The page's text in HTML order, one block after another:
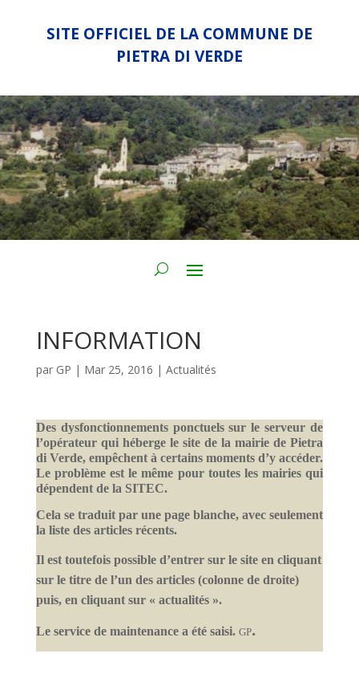
SITE OFFICIEL DE LA COMMUNE DE
PIETRA DI VERDE
INFORMATION
par GP | Mar 25, 2016 | Actualités
Des dysfonctionnements ponctuels sur le serveur de
l’opérateur qui héberge le site de la mairie de Pietra
di Verde, empêchent à certains moments d’y accéder.
Le problème est le même pour toutes les mairies qui
dépendent de la SITEC.
Cela se traduit par une page blanche, avec seulement
la liste des articles récents.
Il est toutefois possible d’entrer sur le site en cliquant
sur le titre de l’un des articles (colonne de droite)
puis, en cliquant sur « actualités ».
Le service de maintenance a été saisi. GP.